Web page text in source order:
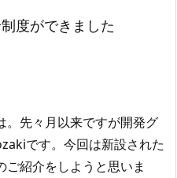
度ができました
。先々月以来ですが開発グ
です。 今回は新設された
ご紹介をしようと思いま